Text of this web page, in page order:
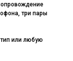
три пары
или любую